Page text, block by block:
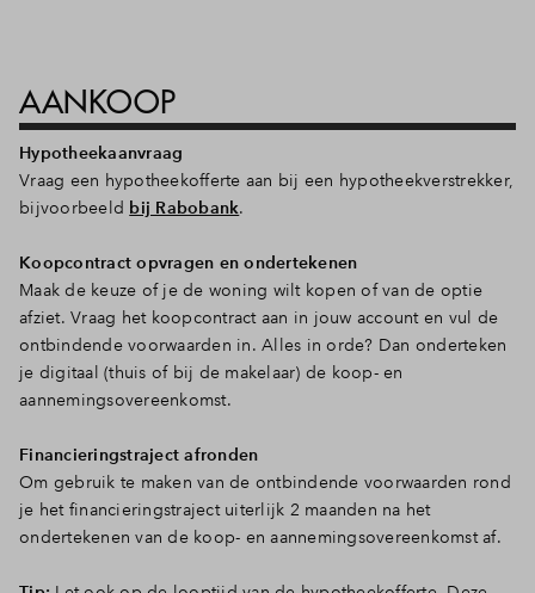
AANKOOP
Hypotheekaanvraag
Vraag een hypotheekofferte aan bij een hypotheekverstrekker,
bijvoorbeeld bij Rabobank.
Koopcontract opvragen en ondertekenen
Maak de keuze of je de woning wilt kopen of van de optie
afziet. Vraag het koopcontract aan in jouw account en vul de
ontbindende voorwaarden in. Alles in orde? Dan onderteken
je digitaal (thuis of bij de makelaar) de koop- en
aannemingsovereenkomst.
Financieringstraject afronden
Om gebruik te maken van de ontbindende voorwaarden rond
je het financieringstraject uiterlijk 2 maanden na het
ondertekenen van de koop- en aannemingsovereenkomst af.